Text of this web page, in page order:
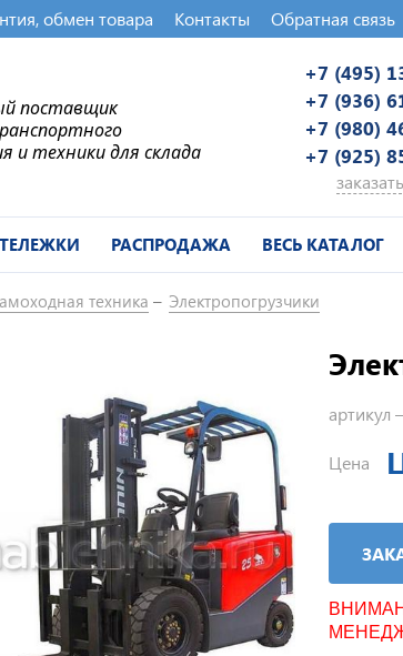
обмен товара Контакты Обратная связь
поставщик
и техники для склада
+7 (495)
+7 (936)
+7 (980)
+7 (925)
ТЕЛЕЖКИ РАСПРОДАЖА ВЕСЬ КАТАЛОГ
техника Электропогрузчики
артикул –
Цена